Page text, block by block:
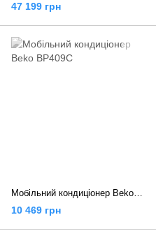
47 199 грн
Мобільний кондиціонер Beko BP409C
10 469 грн